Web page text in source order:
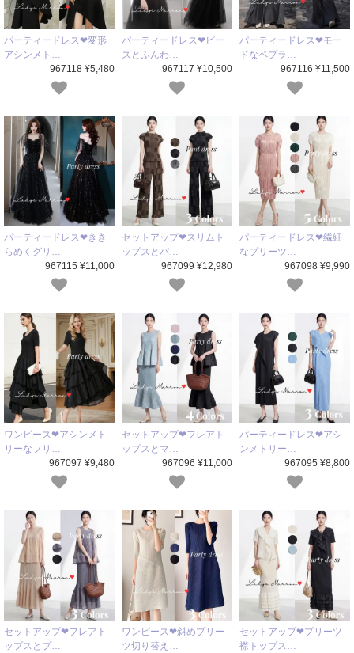
パーティードレス❤変形
アシンメト…
967118 ¥5,480
パーティードレス❤ビー
ズとふんわ…
967117 ¥10,500
パーティードレス❤モー
ドなペプラ…
967116 ¥11,500
パーティードレス❤きき
らめくグリ…
967115 ¥11,000
セットアップ❤スリムト
ップスとパ…
967099 ¥12,980
パーティードレス❤繊細
なプリーツ…
967098 ¥9,990
ワンピース❤アシンメト
リーなフリ…
967097 ¥9,480
セットアップ❤フレアト
ップスとマ…
967096 ¥11,000
パーティードレス❤アシ
ンメトリー…
967095 ¥8,800
セットアップ❤フレアト
ップスとプ…
ワンピース❤斜めプリー
ツ切り替え…
セットアップ❤プリーツ
襟トップス…